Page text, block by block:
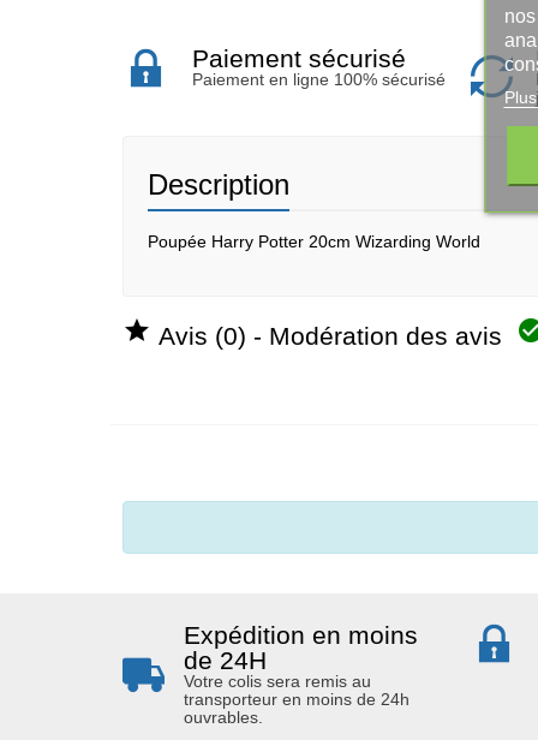
Paiement sécurisé
Paiement en ligne 100% sécurisé
Description
Poupée Harry Potter 20cm Wizarding World
 Avis (0) - Modération des avis
Expédition en moins
de 24H
Votre colis sera remis au
transporteur en moins de 24h
ouvrables.